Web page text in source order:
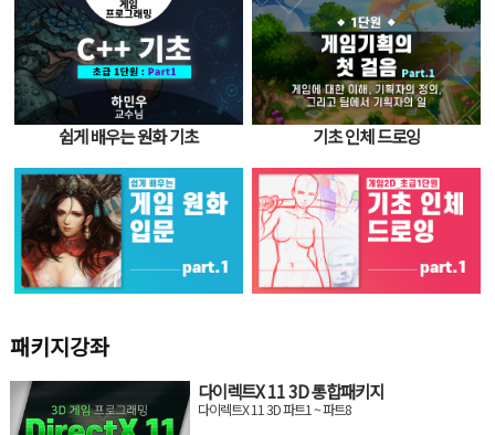
쉽게 배우는 원화 기초 기초 인체 드로잉
패키지강좌
다이렉트X 11 3D 통합패키지
다이렉트X 11 3D 파트1 ~ 파트8